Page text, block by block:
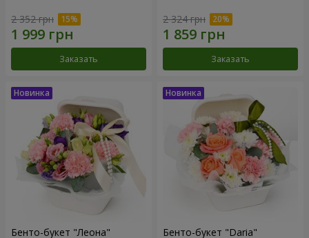
2 352 грн
Заказать
2 324 грн
Заказать
Бенто-букет "Леона" Бенто-букет "Daria"